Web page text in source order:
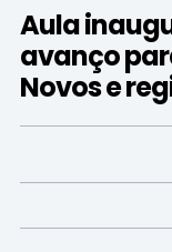
Aula
avanço
Novos e